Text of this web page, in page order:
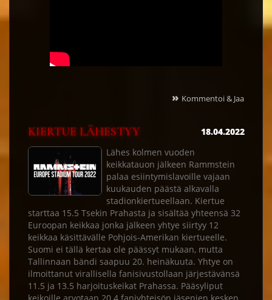
» Kommentoi & Jaa
KIERTUE LÄHESTYY
18.04.2022
Lähes kolmen vuoden
keikkatauon jälkeen Rammstein
palaa esiintymislavoille vajaan
kuukauden päästä alkavalla
stadionkiertueellaan. Kiertue
starttaa 15.5 Tsekin Prahasta ja sisältää yhteensä 32
Euroopan keikkaa jonka jälkeen yhtye siirtyy 12
keikkaa käsittävälle Pohjois-Amerikan kiertueelle.
Suomi ei tällä kertaa ole päässyt mukaan, mutta
Tallinnaan bändi saapuu 20. heinäkuuta. Yhtye on
ilmoittanut virallisella fanisivustollaan järjestävänsä
11.5 ja 13.5 harjoituskeikat Prahassa. Pääsyliput